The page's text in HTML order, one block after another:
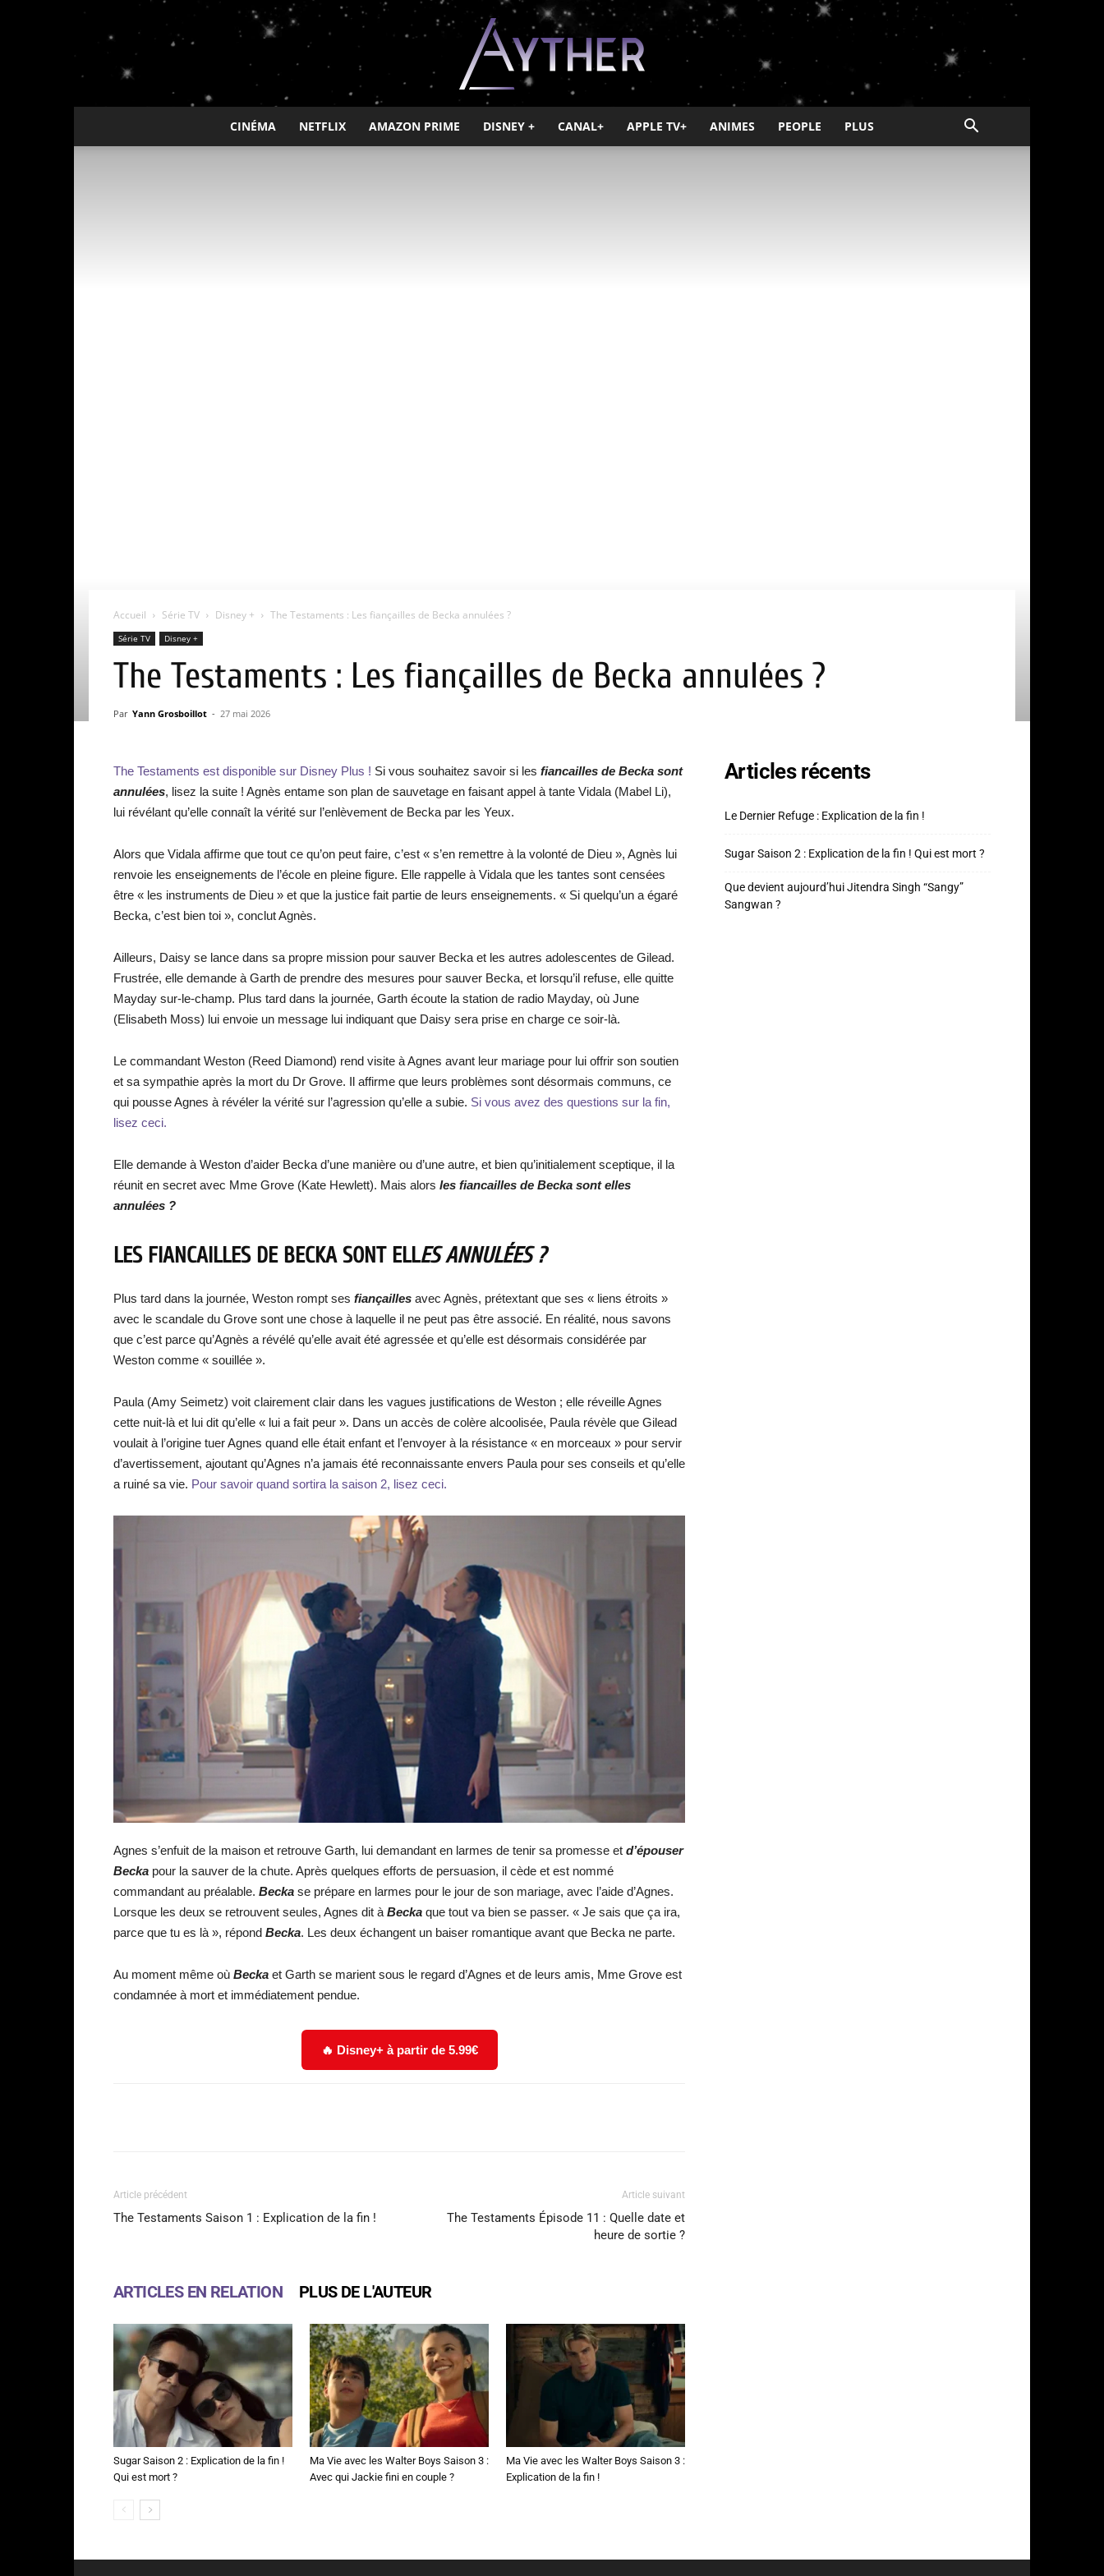
Ayther
CINÉMA NETFLIX AMAZON PRIME DISNEY + CANAL+ APPLE TV+ ANIMES PEOPLE PLUS
Accueil Série TV Disney + The Testaments : Les fiançailles de Becka annulées ?
Série TV Disney +
The Testaments : Les fiançailles de Becka annulées ?
Par Yann Grosboillot - 27 mai 2026
The Testaments est disponible sur Disney Plus ! Si vous souhaitez savoir si les fiancailles de Becka sont
annulées, lisez la suite ! Agnès entame son plan de sauvetage en faisant appel à tante Vidala (Mabel Li),
lui révélant qu’elle connaît la vérité sur l’enlèvement de Becka par les Yeux.
Alors que Vidala affirme que tout ce qu’on peut faire, c’est « s’en remettre à la volonté de Dieu », Agnès lui
renvoie les enseignements de l’école en pleine figure. Elle rappelle à Vidala que les tantes sont censées
être « les instruments de Dieu » et que la justice fait partie de leurs enseignements. « Si quelqu’un a égaré
Becka, c’est bien toi », conclut Agnès.
Ailleurs, Daisy se lance dans sa propre mission pour sauver Becka et les autres adolescentes de Gilead.
Frustrée, elle demande à Garth de prendre des mesures pour sauver Becka, et lorsqu’il refuse, elle quitte
Mayday sur-le-champ. Plus tard dans la journée, Garth écoute la station de radio Mayday, où June
(Elisabeth Moss) lui envoie un message lui indiquant que Daisy sera prise en charge ce soir-là.
Le commandant Weston (Reed Diamond) rend visite à Agnes avant leur mariage pour lui offrir son soutien
et sa sympathie après la mort du Dr Grove. Il affirme que leurs problèmes sont désormais communs, ce
qui pousse Agnes à révéler la vérité sur l’agression qu’elle a subie. Si vous avez des questions sur la fin,
lisez ceci.
Elle demande à Weston d’aider Becka d’une manière ou d’une autre, et bien qu’initialement sceptique, il la
réunit en secret avec Mme Grove (Kate Hewlett). Mais alors les fiancailles de Becka sont elles
annulées ?
LES FIANCAILLES DE BECKA SONT ELLES ANNULÉES ?
Plus tard dans la journée, Weston rompt ses fiançailles avec Agnès, prétextant que ses « liens étroits »
avec le scandale du Grove sont une chose à laquelle il ne peut pas être associé. En réalité, nous savons
que c’est parce qu’Agnès a révélé qu’elle avait été agressée et qu’elle est désormais considérée par
Weston comme « souillée ».
Paula (Amy Seimetz) voit clairement clair dans les vagues justifications de Weston ; elle réveille Agnes
cette nuit-là et lui dit qu’elle « lui a fait peur ». Dans un accès de colère alcoolisée, Paula révèle que Gilead
voulait à l’origine tuer Agnes quand elle était enfant et l’envoyer à la résistance « en morceaux » pour servir
d’avertissement, ajoutant qu’Agnes n’a jamais été reconnaissante envers Paula pour ses conseils et qu’elle
a ruiné sa vie. Pour savoir quand sortira la saison 2, lisez ceci.
Agnes s’enfuit de la maison et retrouve Garth, lui demandant en larmes de tenir sa promesse et d’épouser
Becka pour la sauver de la chute. Après quelques efforts de persuasion, il cède et est nommé
commandant au préalable. Becka se prépare en larmes pour le jour de son mariage, avec l’aide d’Agnes.
Lorsque les deux se retrouvent seules, Agnes dit à Becka que tout va bien se passer. « Je sais que ça ira,
parce que tu es là », répond Becka. Les deux échangent un baiser romantique avant que Becka ne parte.
Au moment même où Becka et Garth se marient sous le regard d’Agnes et de leurs amis, Mme Grove est
condamnée à mort et immédiatement pendue.
🔥 Disney+ à partir de 5.99€
Article précédent
The Testaments Saison 1 : Explication de la fin !
Article suivant
The Testaments Épisode 11 : Quelle date et
heure de sortie ?
ARTICLES EN RELATION PLUS DE L'AUTEUR
Sugar Saison 2 : Explication de la fin !
Qui est mort ?
Ma Vie avec les Walter Boys Saison 3 :
Avec qui Jackie fini en couple ?
Ma Vie avec les Walter Boys Saison 3 :
Explication de la fin !
Articles récents
Le Dernier Refuge : Explication de la fin !
Sugar Saison 2 : Explication de la fin ! Qui est mort ?
Que devient aujourd’hui Jitendra Singh “Sangy”
Sangwan ?